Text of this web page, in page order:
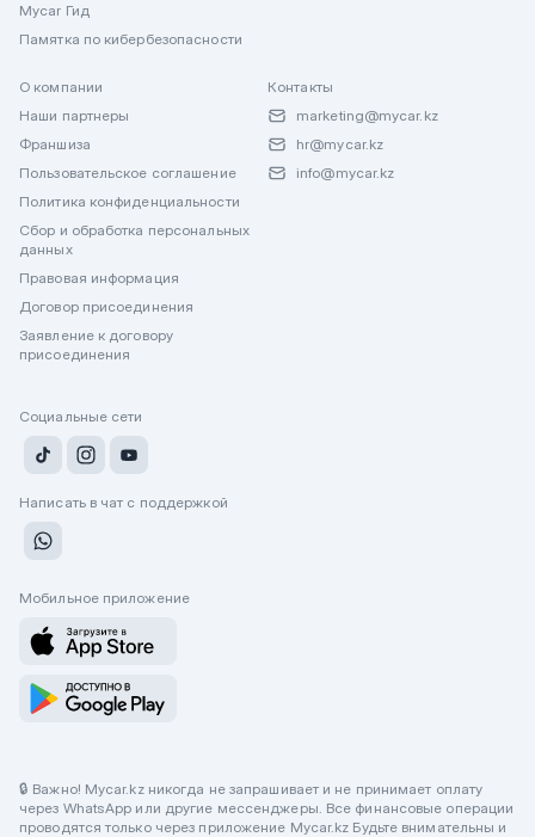
Mycar Гид
Памятка по кибербезопасности
О компании
Наши партнеры
Франшиза
Пользовательское соглашение
Политика конфиденциальности
Сбор и обработка персональных
данных
Правовая информация
Договор присоединения
Заявление к договору
присоединения
Контакты
marketing@mycar.kz
hr@mycar.kz
info@mycar.kz
Социальные сети
Написать в чат с поддержкой
Мобильное приложение
🔒 Важно! Mycar.kz никогда не запрашивает и не принимает оплату
через WhatsApp или другие мессенджеры. Все финансовые операции
проводятся только через приложение Mycar.kz Будьте внимательны и